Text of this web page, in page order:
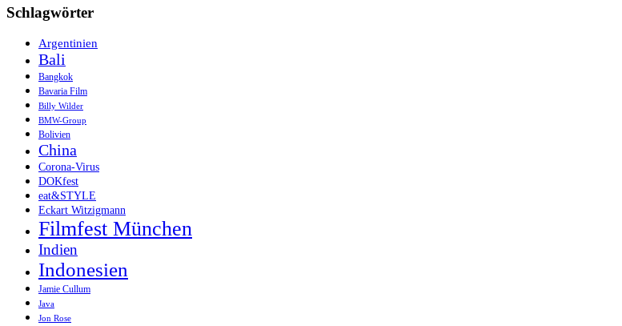
Schlagwörter
Argentinien
Bali
Bangkok
Bavaria Film
Billy Wilder
BMW-Group
Bolivien
China
Corona-Virus
DOKfest
eat&STYLE
Eckart Witzigmann
Filmfest München
Indien
Indonesien
Jamie Cullum
Java
Jon Rose